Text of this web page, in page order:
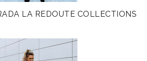
LA REDOUTE COLLECTIONS